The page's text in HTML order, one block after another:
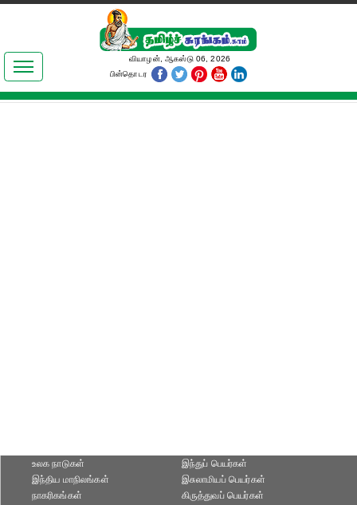
இலக்கியங்கள்
தமிழ் உலகம்
வியாழன், ஆகஸ்டு 06, 2026
பின்தொடர
உலக நாடுகள்
இந்திய மாநிலங்கள்
நாகரிகங்கள்
இந்துப் பெயர்கள்
இசுலாமியப் பெயர்கள்
கிருத்துவப் பெயர்கள்